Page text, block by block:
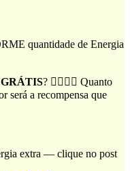
quantidade de Energia
GRÁTIS? 🙋‍♀️🙋‍♂️ Quanto
será a recompensa que
extra — clique no post